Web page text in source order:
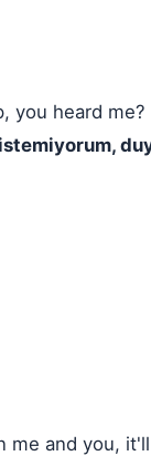
you heard me?
me and you,